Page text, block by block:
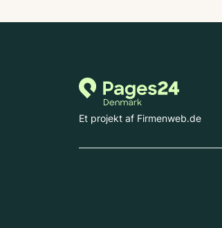
Et projekt af Firmenweb.de